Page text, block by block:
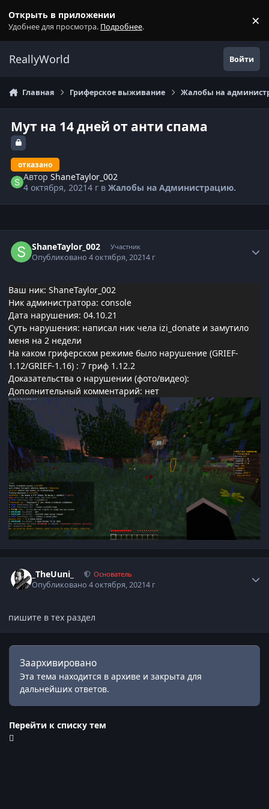
Открыть в приложении
Удобнее для просмотра. Подробнее. ×
ReallyWorld Войти
Главная Гриферское выживание Жалобы на
Мут на 14 дней от анти спама
отказано
АвторShaneTaylor_002
4 октября, 20214 г вЖалобы на Администрацию.
ShaneTaylor_002 Участник
Опубликовано4 октября, 20214 г
Ваш ник: ShaneTaylor_002
Ник администратора: console
Дата нарушения: 04.10.21
Суть нарушения: написал ник чела izi_donate и замутило
меня на 2 недели
На каком гриферском режиме было нарушение (GRIEF-
1.12/GRIEF-1.16) : 7 гриф 1.12.2
Доказательства о нарушении (фото/видео):
Дополнительный комментарий: нет
_TheUuni_ Основатель
Опубликовано4 октября, 20214 г
пишите в тех раздел
Заархивировано
Эта тема находится в архиве и закрыта для
дальнейших ответов.
Перейти к списку тем